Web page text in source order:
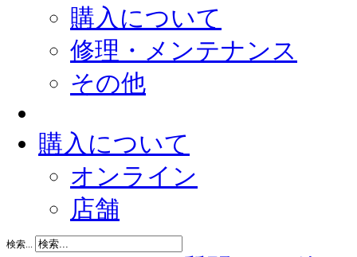
購入について
修理・メンテナンス
その他
購入について
オンライン
店舗
検索...